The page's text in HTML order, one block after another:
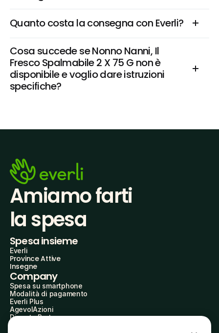
Quanto costa la consegna con Everli?
Cosa succede se Nonno Nanni, Il
Fresco Spalmabile 2 X 75 G non è
disponibile e voglio dare istruzioni
specifiche?
Amiamo farti
la spesa
Spesa insieme
Everli
Province Attive
Insegne
Company
Spesa su smartphone
Modalità di pagamento
Everli Plus
AgevolAzioni
Diventa Partner